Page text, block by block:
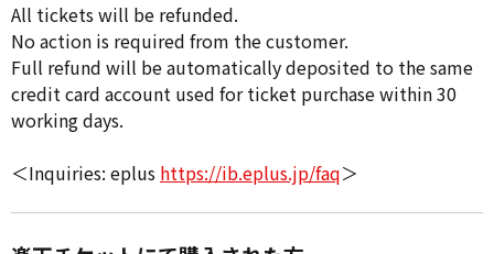
All tickets will be refunded.
No action is required from the customer.
Full refund will be automatically deposited to the same
credit card account used for ticket purchase within 30
working days.
＜Inquiries: eplus https://ib.eplus.jp/faq＞